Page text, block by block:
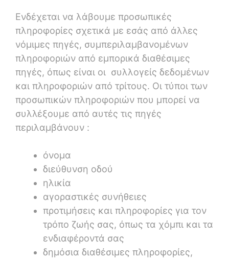
Ενδέχεται να λάβουμε προσωπικές
πληροφορίες σχετικά με εσάς από άλλες
νόμιμες πηγές, συμπεριλαμβανομένων
πληροφοριών από εμπορικά διαθέσιμες
πηγές, όπως είναι οι συλλογείς δεδομένων
και πληροφοριών από τρίτους. Οι τύποι των
προσωπικών πληροφοριών που μπορεί να
συλλέξουμε από αυτές τις πηγές
περιλαμβάνουν :
όνομα
διεύθυνση οδού
ηλικία
αγοραστικές συνήθειες
προτιμήσεις και πληροφορίες για τον
τρόπο ζωής σας, όπως τα χόμπι και τα
ενδιαφέροντά σας
δημόσια διαθέσιμες πληροφορίες,